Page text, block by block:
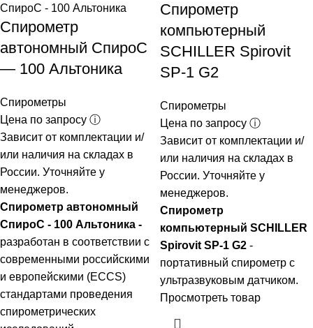
Спирометр
автономный СпироС
— 100 Альтоника
Спирометры
Цена по запросу ⓘ
Зависит от комплектации и/
или наличия на складах в
России. Уточняйте у
менеджеров.
Спирометр автономный
СпироС - 100 Альтоника -
разработан в соответствии с
современными российскими
и европейскими (ECCS)
стандартами проведения
спирометрических
Спирометр
компьютерный
SCHILLER Spirovit
SP-1 G2
Спирометры
Цена по запросу ⓘ
Зависит от комплектации и/
или наличия на складах в
России. Уточняйте у
менеджеров.
Спирометр
компьютерный SCHILLER
Spirovit SP-1 G2 -
портативный спирометр с
ультразвуковым датчиком.
Просмотреть товар